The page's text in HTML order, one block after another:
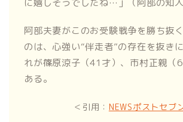
に嬉しそうでしたね…」（阿部の知人
阿部夫妻がこのお受験戦争を勝ち抜
のは、心強い“伴走者”の存在を抜き
れが篠原涼子（41才）、市村正親（
ある。
＜引用： NEWSポストセブ